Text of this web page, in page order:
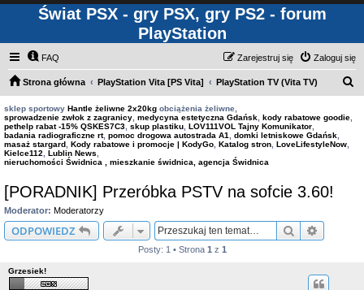
Świat PSX - gry PSX, gry PS2 - forum
PlayStation
FAQ Zaloguj się
Zarejestruj się
Strona główna PlayStation Vita [PS Vita] PlayStation TV (Vita TV)
sklep sportowy Hantle żeliwne 2x20kg obciążenia żeliwne,
sprowadzenie zwłok z zagranicy medycyna estetyczna Gdańsk kody rabatowe goodie
pethelp rabat -15% QSKES7C3 skup plastiku LOV111VOL Tajny Komunikator
badania radiograficzne rt, pomoc drogowa autostrada A1 domki letniskowe Gdańsk
masaż stargard Kody rabatowe i promocje | KodyGo Katalog stron LoveLifestyleNow
Kielce112
Lublin News
nieruchomości Świdnica , mieszkanie świdnica, agencja Świdnica
[PORADNIK] Przeróbka PSTV na sofcie 3.60!
Moderator: Moderatorzy
ODPOWIEDZ Szukaj
Posty: 1 • Strona 1 z 1
Grzesiek!